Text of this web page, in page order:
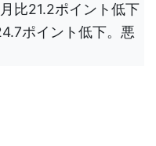
比21.2ポイント低下
ポイント低下。悪